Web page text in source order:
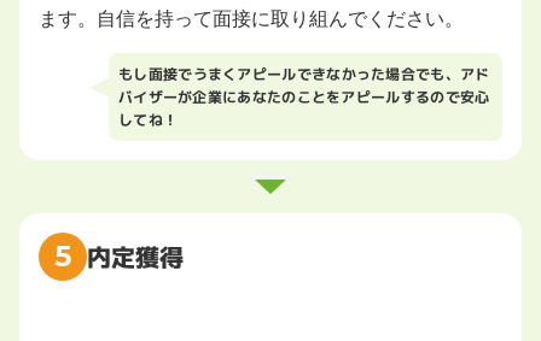
ます。自信を持って面接に取り組んでください。
もし面接でうまくアピールできなかった場合でも、アド
バイザーが企業にあなたのことをアピールするので安心
してね！
5 内定獲得